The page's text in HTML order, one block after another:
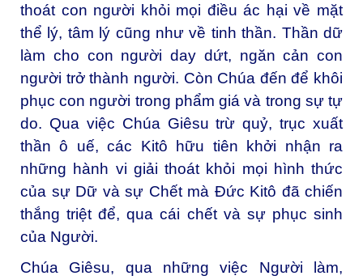
thoát con người khỏi mọi điều ác hại về mặt
thể lý, tâm lý cũng như về tinh thần. Thần dữ
làm cho con người day dứt, ngăn cản con
người trở thành người. Còn Chúa đến để khôi
phục con người trong phẩm giá và trong sự tự
do. Qua việc Chúa Giêsu trừ quỷ, trục xuất
thần ô uế, các Kitô hữu tiên khởi nhận ra
những hành vi giải thoát khỏi mọi hình thức
của sự Dữ và sự Chết mà Ðức Kitô đã chiến
thắng triệt để, qua cái chết và sự phục sinh
của Người.
Chúa Giêsu, qua những việc Người làm,